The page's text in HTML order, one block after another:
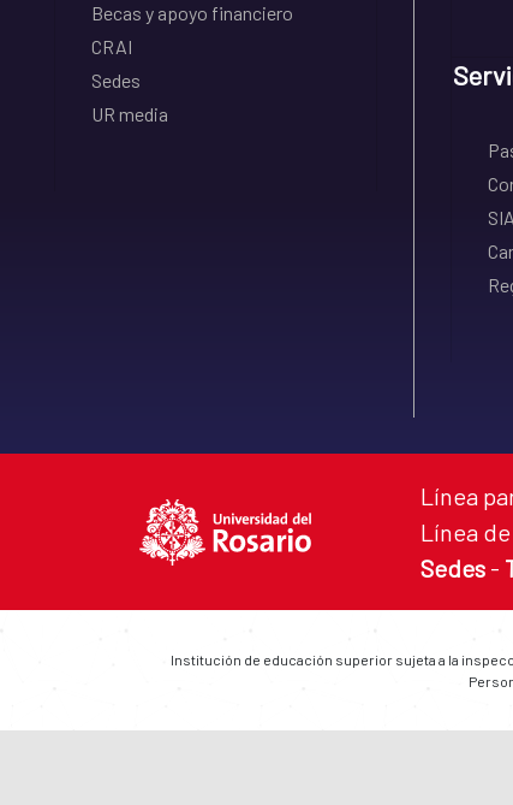
Becas y apoyo financiero
CRAI
Sedes
UR media
Línea
Línea
Sedes -
Institución de educación superior sujeta a la